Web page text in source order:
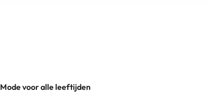
Mode voor alle leeftijden